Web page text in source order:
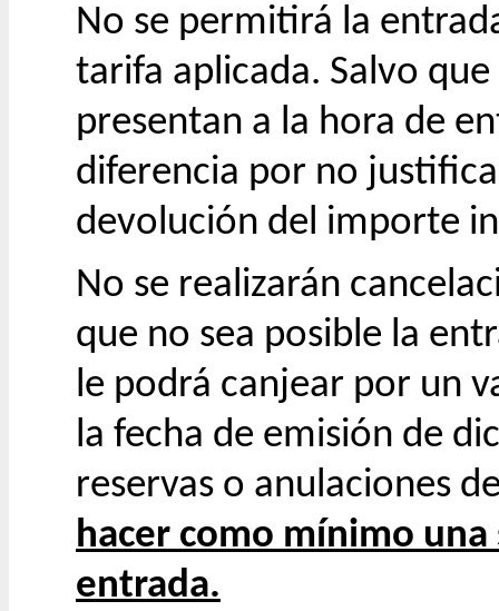
No se permitirá la
tarifa aplicada. Salvo
presentan a la hora de
diferencia por no
devolución del importe
No se realizarán
que no sea posible la
le podrá canjear por un
la fecha de emisión de
reservas o anulaciones
hacer como mínimo
entrada.